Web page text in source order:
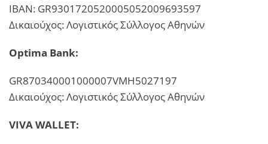
ΙΒΑΝ: GR9301720520005052009693597
Δικαιούχος: Λογιστικός Σύλλογος Αθηνών
Optima Bank:
GR870340001000007VMH5027197
Δικαιούχος: Λογιστικός Σύλλογος Αθηνών
VIVA WALLET: